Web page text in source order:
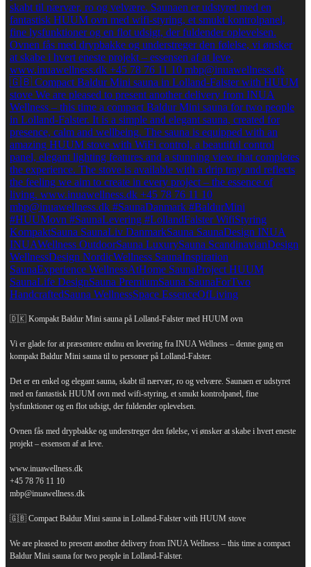
🇩🇰 Kompakt Baldur Mini sauna på Lolland-Falster med HUUM ovn
Vi er glade for at præsentere endnu en levering fra INUA Wellness – denne gang en
kompakt Baldur Mini sauna til to personer på Lolland-Falster.
Det er en enkel og elegant sauna, skabt til nærvær, ro og velvære. Saunaen er udstyret
med en fantastisk HUUM ovn med wifi-styring, et smukt kontrolpanel, fine
lysfunktioner og en flot udsigt, der fuldender oplevelsen.
Ovnen fås med drypbakke og understreger den følelse, vi ønsker at skabe i hvert eneste
projekt – essensen af at leve.
www.inuawellness.dk
+45 78 76 11 10
mbp@inuawellness.dk
🇬🇧 Compact Baldur Mini sauna in Lolland-Falster with HUUM stove
We are pleased to present another delivery from INUA Wellness – this time a compact
Baldur Mini sauna for two people in Lolland-Falster.